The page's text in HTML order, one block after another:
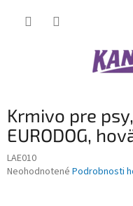
Krmivo pre
EURODOG,
LAE010
Priemerné
Neohodnotené Podrobnosti